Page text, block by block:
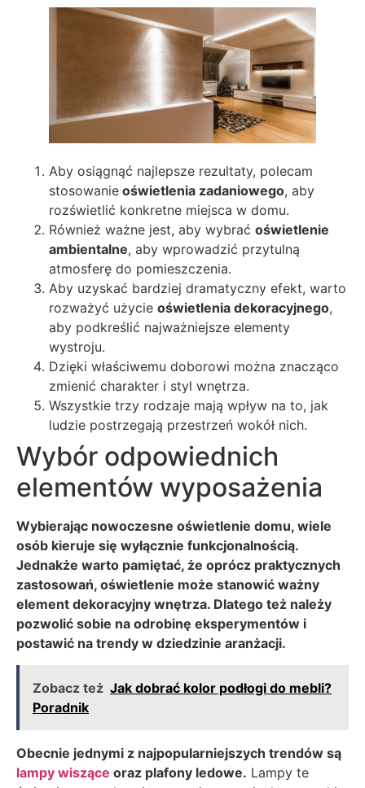
Aby osiągnąć najlepsze rezultaty, polecam
stosowanie oświetlenia zadaniowego, aby
rozświetlić konkretne miejsca w domu.
Również ważne jest, aby wybrać oświetlenie
ambientalne, aby wprowadzić przytulną
atmosferę do pomieszczenia.
Aby uzyskać bardziej dramatyczny efekt, warto
rozważyć użycie oświetlenia dekoracyjnego,
aby podkreślić najważniejsze elementy
wystroju.
Dzięki właściwemu doborowi można znacząco
zmienić charakter i styl wnętrza.
Wszystkie trzy rodzaje mają wpływ na to, jak
ludzie postrzegają przestrzeń wokół nich.
Wybór odpowiednich
elementów wyposażenia
Wybierając nowoczesne oświetlenie domu, wiele
osób kieruje się wyłącznie funkcjonalnością.
Jednakże warto pamiętać, że oprócz praktycznych
zastosowań, oświetlenie może stanowić ważny
element dekoracyjny wnętrza. Dlatego też należy
pozwolić sobie na odrobinę eksperymentów i
postawić na trendy w dziedzinie aranżacji.
Zobacz też Jak dobrać kolor podłogi do mebli?
Poradnik
Obecnie jednymi z najpopularniejszych trendów są
lampy wiszące oraz plafony ledowe. Lampy te